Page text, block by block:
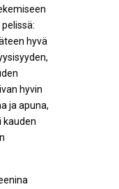
hyvä
hyvin
ja apuna,
kauden